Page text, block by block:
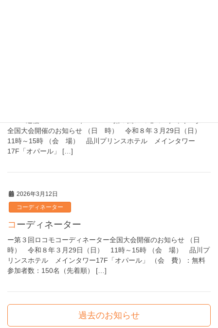
SLOC通信-289 MAR.12, 2026 ー第３回ロコモコーディネーター
全国大会開催のお知らせ （日 時） 令和８年３月29日（日）
11時～15時 （会 場） 品川プリンスホテル メインタワー
17F「オパール」 […]
2026年3月12日
コーディネーター
コーディネーター
ー第３回ロコモコーディネーター全国大会開催のお知らせ （日
時） 令和８年３月29日（日） 11時～15時 （会 場） 品川プ
リンスホテル メインタワー17F「オパール」 （会 費）：無料
参加者数：150名（先着順） […]
過去のお知らせ